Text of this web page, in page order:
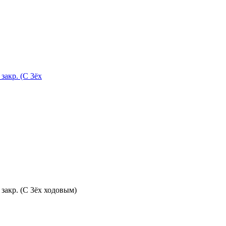
(С 3ёх
закр. (С 3ёх ходовым)